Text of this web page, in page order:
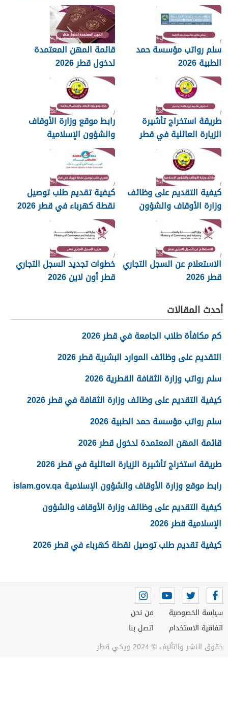
سلم رواتب مؤسسة حمد
الطبية 2026
قائمة المهن المعتمدة
لدخول قطر 2026
طريقة استخراج تأشيرة
الزيارة العائلية في قطر
2026
رابط موقع وزارة الأوقاف
والشؤون الإسلامية
islam.gov.qa
كيفية التقديم على وظائف
وزارة الأوقاف والشؤون
الإسلامية قطر 2026
كيفية تقديم طلب توصيل
نقطة كهرباء في قطر 2026
الاستعلام عن السجل التجاري
قطر 2026
خطوات تجديد السجل التجاري
قطر أون لاين 2026
أحدث المقالات
كم مكافأة طلاب الجامعة في قطر 2026
التقديم على وظائف الموارد البشرية قطر 2026
سلم رواتب وزارة الثقافة القطرية 2026
كيفية التقديم على وظائف وزارة الثقافة في قطر 2026
سلم رواتب مؤسسة حمد الطبية 2026
قائمة المهن المعتمدة لدخول قطر 2026
طريقة استخراج تأشيرة الزيارة العائلية في قطر 2026
رابط موقع وزارة الأوقاف والشؤون الإسلامية islam.gov.qa
كيفية التقديم على وظائف وزارة الأوقاف والشؤون
الإسلامية قطر 2026
كيفية تقديم طلب توصيل نقطة كهرباء في قطر 2026
سياسة الخصوصية
اتفاقية الاستخدام
من نحن
اتصل بنا
حقوق النشر والتأليف © 2024 ويكي قطر